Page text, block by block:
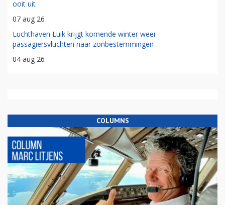
ooit uit
07 aug 26
Luchthaven Luik krijgt komende winter weer
passagiersvluchten naar zonbestemmingen
04 aug 26
COLUMNS